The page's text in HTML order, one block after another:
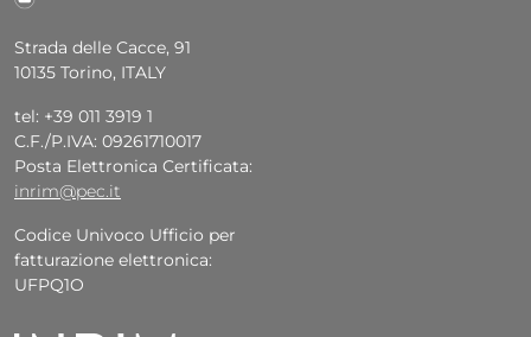
Strada delle Cacce, 91
10135 Torino, ITALY
tel: +39 011 3919 1
C.F./P.IVA: 09261710017
Posta Elettronica Certificata:
inrim@pec.it
Codice Univoco Ufficio per
fatturazione elettronica:
UFPQ1O